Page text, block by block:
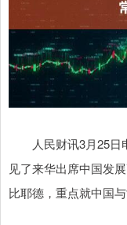
人民财讯3月25日
见了来华出席中国发
比耶德，重点就中国